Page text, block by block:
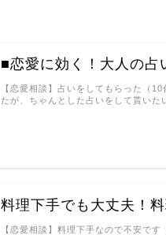
■恋愛に効く！大人の占
【恋愛相談】占いをしてもらった（
たが、ちゃんとした占いをして貰いた
料理下手でも大丈夫！
【恋愛相談】料理下手なので不安で